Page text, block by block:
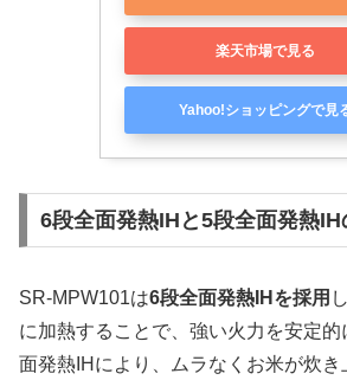
楽天市場で見る
Yahoo!ショッピングで見
6段全面発熱IHと5段全面発熱IH
SR-MPW101は6段全面発熱IHを採用
に加熱することで、強い火力を安定
面発熱IHにより、ムラなくお米が炊き